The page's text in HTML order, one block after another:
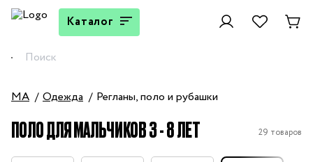
Каталог
MA Одежда Регланы, поло и рубашки
ПОЛО ДЛЯ МАЛЬЧИКОВ 3 - 8 ЛЕТ 29 товаров